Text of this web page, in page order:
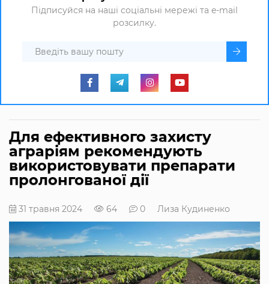
Підписуйся на наші соціальні мережі та e-mail
розсилку.
Для ефективного захисту
аграріям рекомендують
використовувати препарати
пролонгованої дії
31 травня 2024 64 0 Лиза Кудиненко